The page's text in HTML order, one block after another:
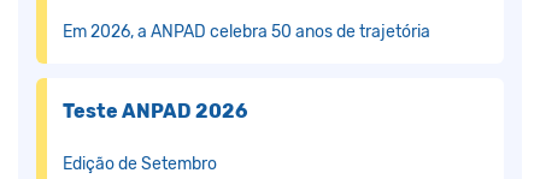
Em 2026, a ANPAD celebra 50 anos de trajetória
Teste ANPAD 2026
Edição de Setembro